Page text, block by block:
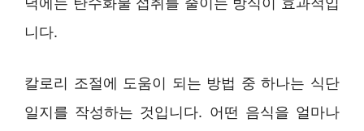
니다.
칼로리 조절에 도움이 되는 방법 중 하나는 식단
일지를 작성하는 것입니다. 어떤 음식을 얼마나